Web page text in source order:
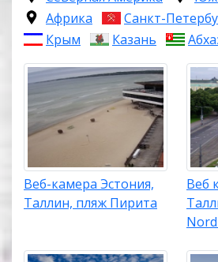
Африка
Санкт-
Крым
Казань
Веб-камера Эстония,
Таллин, пляж Пирита
Веб